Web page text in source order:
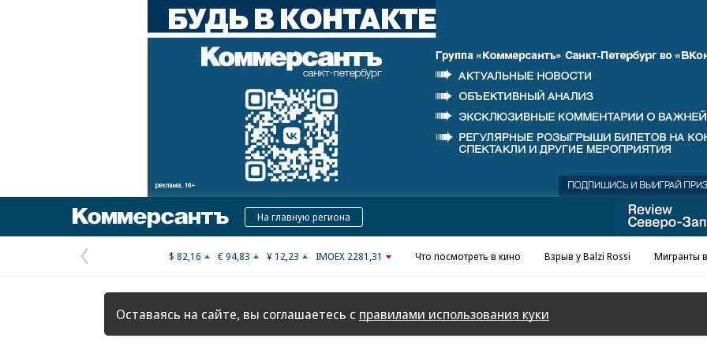
Реклама в «Ъ» www.kommersant.ru/ad
КоммерсантъНа главную региона
Предыдущая
страница
$ 82,16 € 94,83 ¥ 12,23 IMOEX 2281,31 Что посмотреть в кино Взрыв у Balzi Rossi Мигранты
Оставаясь на сайте, вы соглашаетесь с правилами использования куки